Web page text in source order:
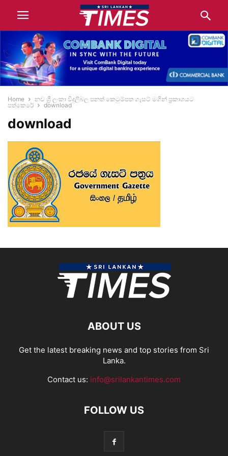
Home
නව ශ්‍රී ලංකා විදුලිබල පනත් කෙටුම්පත ගැසට් මගින් ප්‍රකාශයට
පත්කෙරේ
download
download
ABOUT US
Get the latest breaking news and top stories from Sri
Lanka.
Contact us: info@srilankantimes.com
FOLLOW US